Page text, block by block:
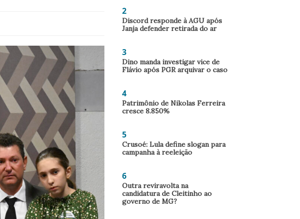
2
Discord responde à AGU após
Janja defender retirada do ar
3
Dino manda investigar vice de
Flávio após PGR arquivar o caso
4
Patrimônio de Nikolas Ferreira
cresce 8.850%
5
Crusoé: Lula define slogan para
campanha à reeleição
6
Outra reviravolta na
candidatura de Cleitinho ao
governo de MG?